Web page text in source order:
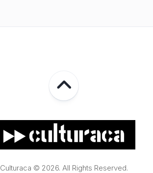
Culturaca © 2026. All Rights Reserved.